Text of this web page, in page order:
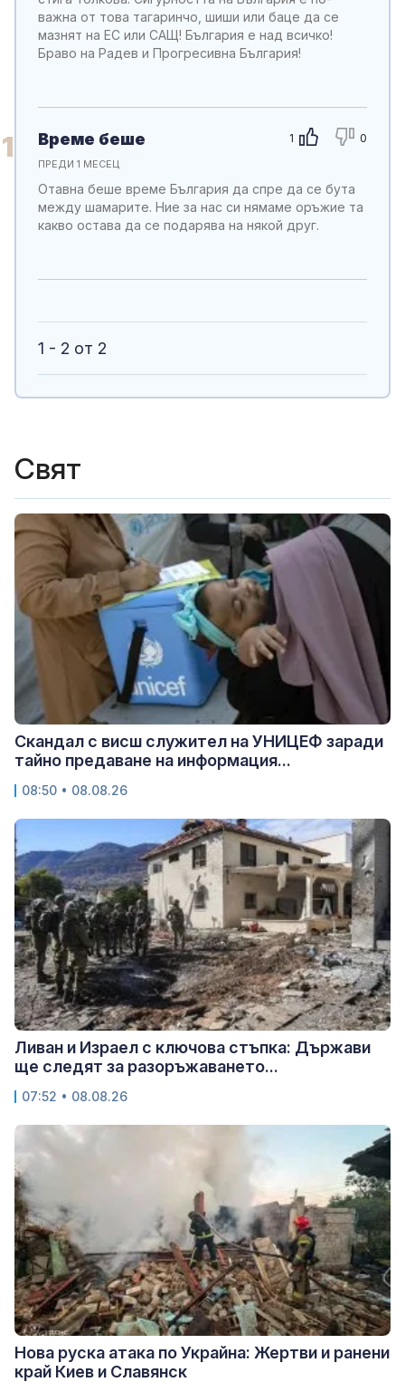
важна от това тагаринчо, шиши или баце да се
мазнят на ЕС или САЩ! България е над всичко!
Браво на Радев и Прогресивна България!
1 1 0
Време беше
ПРЕДИ 1 МЕСЕЦ
Отавна беше време България да спре да се бута
между шамарите. Ние за нас си нямаме оръжие та
какво остава да се подарява на някой друг.
1 - 2 от 2
Свят
Скандал с висш служител на УНИЦЕФ заради
тайно предаване на информация...
08:50 • 08.08.26
Ливан и Израел с ключова стъпка: Държави
ще следят за разоръжаването...
07:52 • 08.08.26
Нова руска атака по Украйна: Жертви и ранени
край Киев и Славянск